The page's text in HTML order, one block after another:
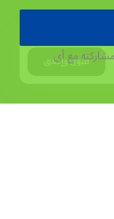
قبول وإغلاق
مع أي